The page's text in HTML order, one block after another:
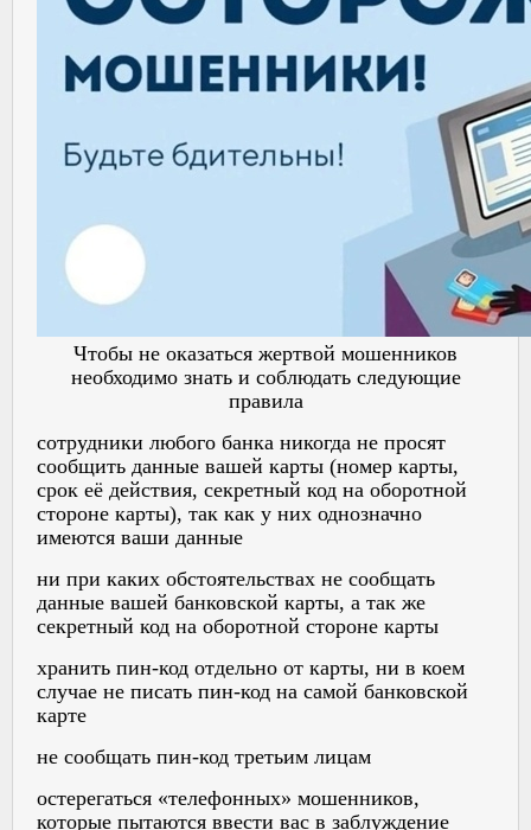
Чтобы не оказаться жертвой мошенников
необходимо знать и соблюдать следующие
правила
сотрудники любого банка никогда не просят
сообщить данные вашей карты (номер карты,
срок её действия, секретный код на оборотной
стороне карты), так как у них однозначно
имеются ваши данные
ни при каких обстоятельствах не сообщать
данные вашей банковской карты, а так же
секретный код на оборотной стороне карты
хранить пин-код отдельно от карты, ни в коем
случае не писать пин-код на самой банковской
карте
не сообщать пин-код третьим лицам
остерегаться «телефонных» мошенников,
которые пытаются ввести вас в заблуждение